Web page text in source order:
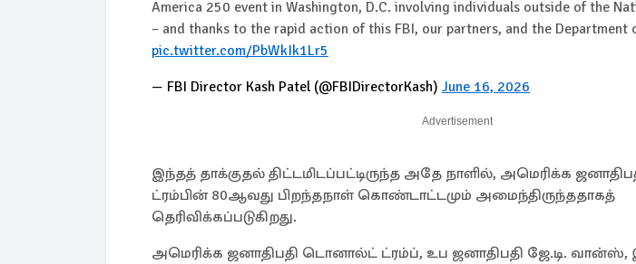
America 250 event in Washington, D.C. involving individuals outside of the
– and thanks to the rapid action of this FBI, our partners, and the Department
pic.twitter.com/PbWkIk1Lr5
— FBI Director Kash Patel (@FBIDirectorKash) June 16, 2026
Advertisement
இந்தத் தாக்குதல் திட்டமிடப்பட்டிருந்த அதே நாளில், அமெரிக்க
ட்ரம்பின் 80ஆவது பிறந்தநாள் கொண்டாட்டமும் அமைந்திருந்ததாகத்
தெரிவிக்கப்படுகிறது.
அமெரிக்க ஜனாதிபதி டொனால்ட் ட்ரம்ப், உப ஜனாதிபதி ஜே.டி. வான்ஸ்,